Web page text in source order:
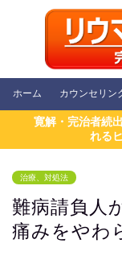
ホーム カウンセリン
寛解・完治者続
れる
治療、対処法
難病請負人
痛みをやわ